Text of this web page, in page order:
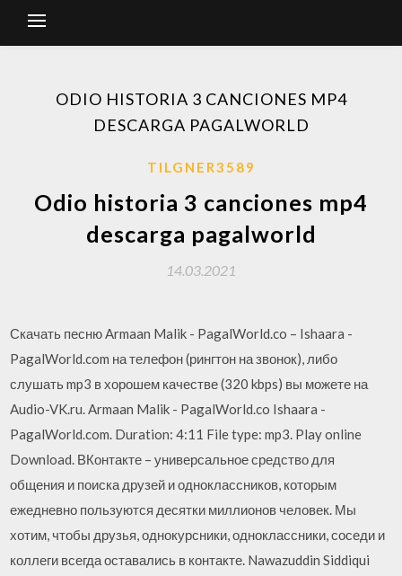
ODIO HISTORIA 3 CANCIONES MP4
DESCARGA PAGALWORLD
TILGNER3589
Odio historia 3 canciones mp4
descarga pagalworld
14.03.2021
Скачать песню Armaan Malik - PagalWorld.co – Ishaara -
PagalWorld.com на телефон (рингтон на звонок), либо
слушать mp3 в хорошем качестве (320 kbps) вы можете на
Audio-VK.ru. Armaan Malik - PagalWorld.co Ishaara -
PagalWorld.com. Duration: 4:11 File type: mp3. Play online
Download. ВКонтакте – универсальное средство для
общения и поиска друзей и одноклассников, которым
ежедневно пользуются десятки миллионов человек. Мы
хотим, чтобы друзья, однокурсники, одноклассники, соседи и
коллеги всегда оставались в контакте. Nawazuddin Siddiqui